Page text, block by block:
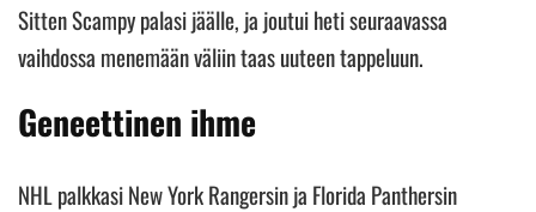
Sitten Scampy palasi jäälle, ja joutui heti seuraavassa
vaihdossa menemään väliin taas uuteen tappeluun.
Geneettinen ihme
NHL palkkasi New York Rangersin ja Florida Panthersin